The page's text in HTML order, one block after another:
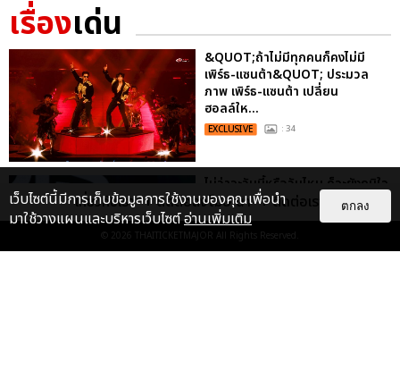
เรื่องเด่น
&QUOT;ถ้าไม่มีทุกคนก็คงไม่มี
เพิร์ธ-แซนต้า&QUOT; ประมวล
ภาพ เพิร์ธ-แซนต้า เปลี่ยน
ฮอลล์ให...
EXCLUSIVE : 34
ไม่ว่าจะวันนี้หรือวันไหน ก็จะยังภูมิใจ
ในตัว &QUOT;แจบอม&QUOT;
เหมือนเดิม! ประมวลภาพ JA...
EXCLUSIVE : 28
เกี่ยวกับเรา ติดต่อลงโฆษณา ติดต่อเรา
© 2026 THAITICKETMAJOR All Rights Reserved.
เว็บไซต์นี้มีการเก็บข้อมูลการใช้งานของคุณเพื่อนำ
มาใช้วางแผนและบริหารเว็บไซต์อ่านเพิ่มเติม
ตกลง